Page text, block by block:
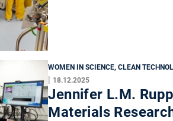
WOMEN IN SCIENCE, CLEAN
| 18.12.2025
Jennifer L.M.
Materials